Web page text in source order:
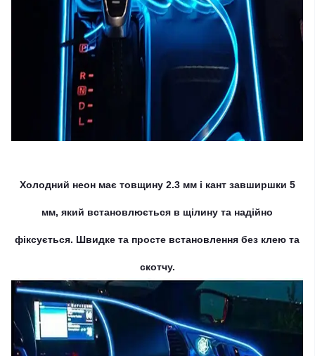
Холодний неон має товщину 2.3 мм і кант завширшки 5
мм, який встановлюється в щілину та надійно
фіксується. Швидке та просте встановлення без клею та
скотчу.